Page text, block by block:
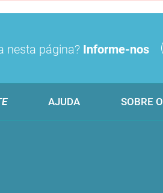
nesta página? Informe-nos
AJUDA SOBRE O